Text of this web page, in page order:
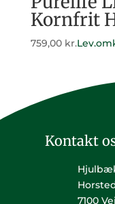
Kornfrit
759,00 kr.
Kontakt
7100